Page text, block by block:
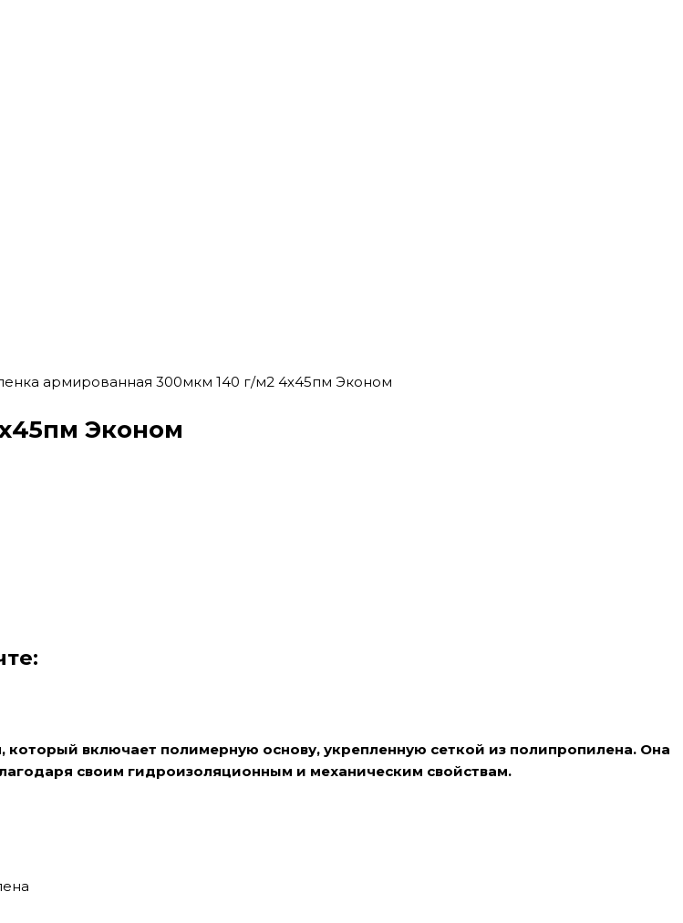
армированная 300мкм 140 г/м2 4х45пм Эконом
Эконом
включает полимерную основу, укрепленную сеткой из полипропилена. Она
своим гидроизоляционным и механическим свойствам.